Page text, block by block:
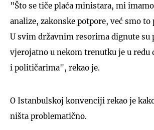
"Što se tiče plaća ministara, mi
analize, zakonske potpore, već smo
U svim državnim resorima dignute su
vjerojatno u nekom trenutku je u redu
i političarima", rekao je.
O Istanbulskoj konvenciji rekao je
ništa problematično.